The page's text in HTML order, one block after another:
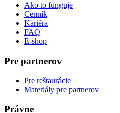
Ako to funguje
Cenník
Kariéra
FAQ
E-shop
Pre partnerov
Pre reštaurácie
Materiály pre partnerov
Právne